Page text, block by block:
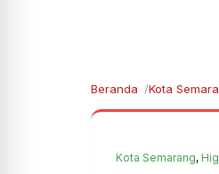
Beranda Kota
Kota Semarang,